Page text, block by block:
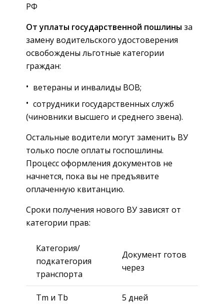
РФ
От уплаты государственной пошлины за
замену водительского удостоверения
освобождены льготные категории
граждан:
ветераны и инвалиды ВОВ;
сотрудники государственных служб
(чиновники высшего и среднего звена).
Остальные водители могут заменить ВУ
только после оплаты госпошлины.
Процесс оформления документов не
начнется, пока вы не предъявите
оплаченную квитанцию.
Сроки получения нового ВУ зависят от
категории прав:
Категория/
подкатегория
транспорта
Документ готов
через
Tm и Tb 5 дней